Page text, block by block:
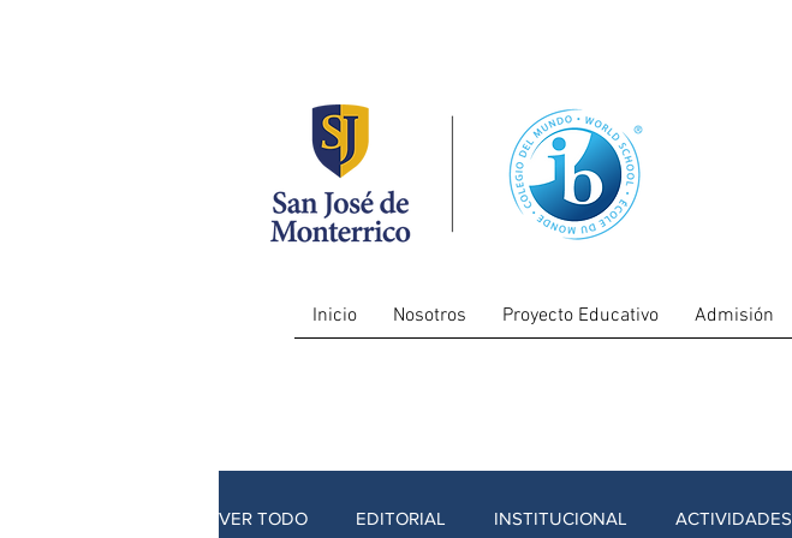
Inicio Nosotros Proyecto Educativo Admisión
VER TODO EDITORIAL INSTITUCIONAL ACTIVIDADES